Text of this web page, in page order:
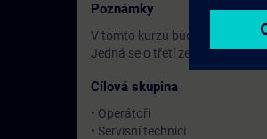
Poznámky
V tomto kurzu budete pracovat
Jedná se o třetí ze tří kurzů.
Cílová skupina
• Operátoři
• Servisní technici